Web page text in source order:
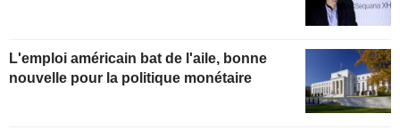
L'emploi américain bat de l'aile, bonne
nouvelle pour la politique monétaire